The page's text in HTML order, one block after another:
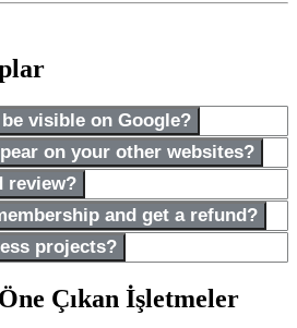
visible on Google?
on your other websites?
review?
and get a refund?
projects?
Çıkan İşletmeler